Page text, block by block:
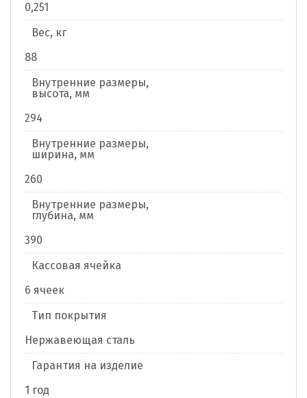
0,251
Вес, кг
88
Внутренние размеры,
высота, мм
294
Внутренние размеры,
ширина, мм
260
Внутренние размеры,
глубина, мм
390
Кассовая ячейка
6 ячеек
Тип покрытия
Нержавеющая сталь
Гарантия на изделие
1 год